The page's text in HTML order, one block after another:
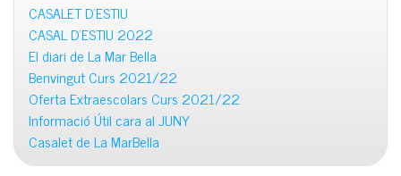
CASALET D’ESTIU
CASAL D’ESTIU 2022
El diari de La Mar Bella
Benvingut Curs 2021/22
Oferta Extraescolars Curs 2021/22
Informació Útil cara al JUNY
Casalet de La MarBella